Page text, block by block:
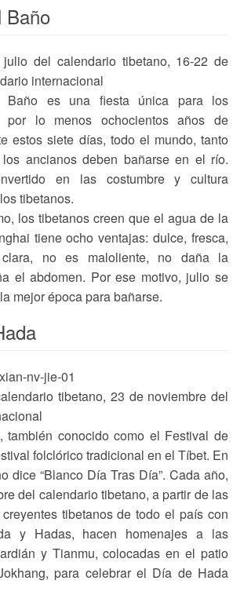
Baño
del calendario tibetano, 16-22 de
internacional
Baño es una fiesta única para los
por lo menos ochocientos años de
estos siete días, todo el mundo, tanto
ancianos deben bañarse en el río.
en las costumbre y cultura
tibetanos.
los tibetanos creen que el agua de la
tiene ocho ventajas: dulce, fresca,
no es maloliente, no daña la
el abdomen. Por ese motivo, julio se
mejor época para bañarse.
tibetano, 23 de noviembre del
también conocido como el Festival de
folclórico tradicional en el Tíbet. En
dice “Blanco Día Tras Día”. Cada año,
del calendario tibetano, a partir de las
tibetanos de todo el país con
y Hadas, hacen homenajes a las
y Tianmu, colocadas en el patio
para celebrar el Día de Hada